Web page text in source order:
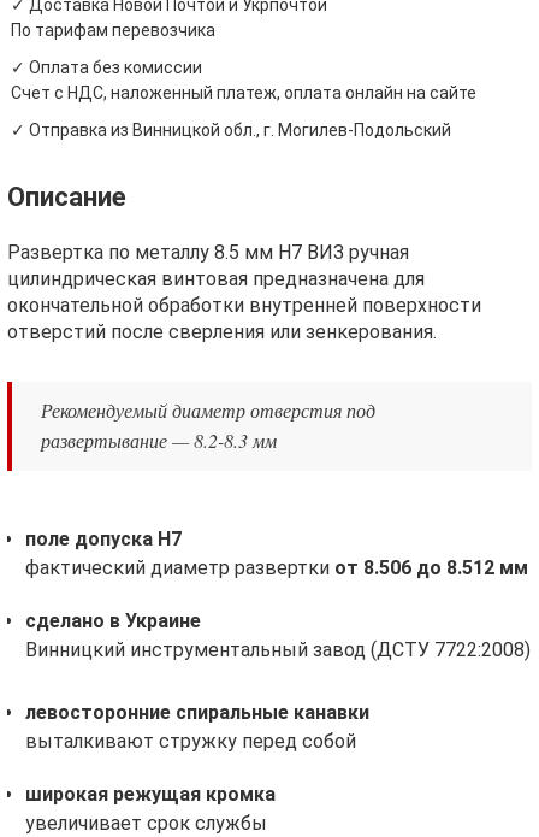
✓ Доставка Новой Почтой и Укрпочтой
По тарифам перевозчика
✓ Оплата без комиссии
Счет с НДС, наложенный платеж, оплата онлайн на сайте
✓ Отправка из Винницкой обл., г. Могилев-Подольский
Описание
Развертка по металлу 8.5 мм H7 ВИЗ ручная
цилиндрическая винтовая предназначена для
окончательной обработки внутренней поверхности
отверстий после сверления или зенкерования.
Рекомендуемый диаметр отверстия под
развертывание — 8.2-8.3 мм
поле допуска H7
фактический диаметр развертки от 8.506 до 8.512 мм
сделано в Украине
Винницкий инструментальный завод (ДСТУ 7722:2008)
левосторонние спиральные канавки
выталкивают стружку перед собой
широкая режущая кромка
увеличивает срок службы